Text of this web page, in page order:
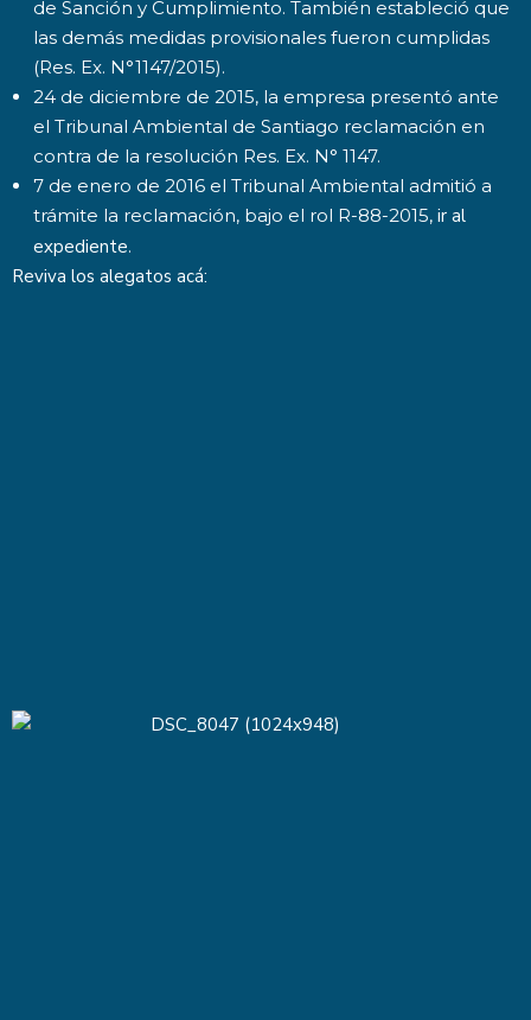
de Sanción y Cumplimiento. También estableció que
las demás medidas provisionales fueron cumplidas
(Res. Ex. N°1147/2015).
24 de diciembre de 2015, la empresa presentó ante
el Tribunal Ambiental de Santiago reclamación en
contra de la resolución Res. Ex. N° 1147.
7 de enero de 2016 el Tribunal Ambiental admitió a
trámite la reclamación, bajo el rol R-88-2015, ir al
expediente.
Reviva los alegatos acá: